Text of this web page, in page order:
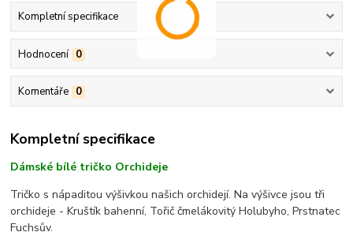
Kompletní specifikace
Hodnocení 0
Komentáře 0
Kompletní specifikace
Dámské bílé tričko Orchideje
Tričko s nápaditou výšivkou našich orchidejí. Na výšivce jsou tři
orchideje - Kruštík bahenní, Tořič čmelákovitý Holubyho, Prstnatec
Fuchsův.